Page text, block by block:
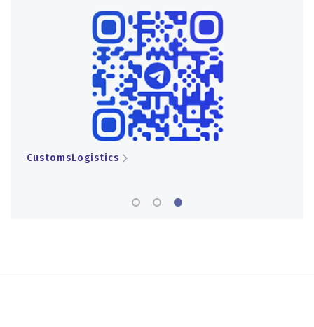
iCustomsLogistics